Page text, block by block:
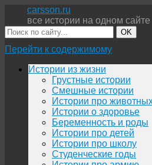
carsson.ru
все истории на одном сайте
OK
Перейти к содержимому
Истории из жизни
Грустные истории
Смешные истории
Истории про
Истории о здоровье
Беременность и роды
Истории про детей
Истории про школу
Студенческие годы